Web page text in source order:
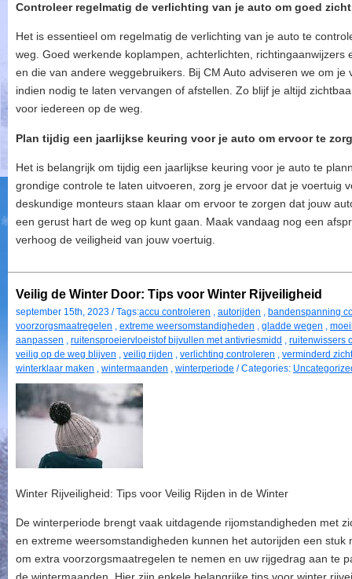
Controleer regelmatig de verlichting van je auto om goed
Het is essentieel om regelmatig de verlichting van je auto te
weg. Goed werkende koplampen, achterlichten,
en die van andere weggebruikers. Bij CM Auto adviseren we om
indien nodig te laten vervangen of afstellen. Zo blijf je altijd
voor iedereen op de weg.
Plan tijdig een jaarlijkse keuring voor je auto om ervoor te
Het is belangrijk om tijdig een jaarlijkse keuring voor je auto te
grondige controle te laten uitvoeren, zorg je ervoor dat je voertuig
deskundige monteurs staan klaar om ervoor te zorgen dat jouw
een gerust hart de weg op kunt gaan. Maak vandaag nog een
verhoog de veiligheid van jouw voertuig.
Veilig de Winter Door: Tips voor Winter Rijveiligheid
september 15th, 2023 / Tags:accu controleren , autorijden , bandenspanning
voorzorgsmaatregelen , extreme weersomstandigheden , gladde wegen ,
aanpassen , ruitensproeiervloeistof bijvullen met antivriesmidd , ruitenwissers
veilig op de weg blijven , veilig rijden , verlichting controleren , verminderd zicht
winterklaar maken , wintermaanden , winterperiode / Categories:
Winter Rijveiligheid: Tips voor Veilig Rijden in de Winter
De winterperiode brengt vaak uitdagende rijomstandigheden met
en extreme weersomstandigheden kunnen het autorijden een
om extra voorzorgsmaatregelen te nemen en uw rijgedrag aan te